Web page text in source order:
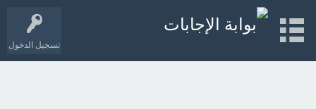
تسجيل الدخول